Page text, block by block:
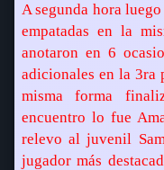
A segunda hora
empatadas en la
anotaron en 6
adicionales en la 3ra
misma forma
encuentro lo fue
relevo al juvenil
jugador más